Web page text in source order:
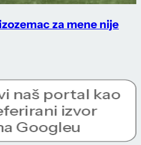
za mene nije